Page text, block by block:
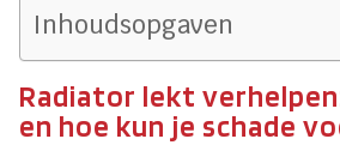
Inhoudsopgaven
Radiator lekt
en hoe kun je schade